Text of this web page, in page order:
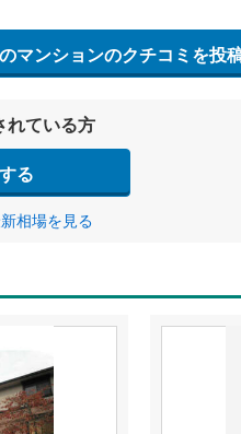
マンションのクチコミを投
れている方
る
相場を見る